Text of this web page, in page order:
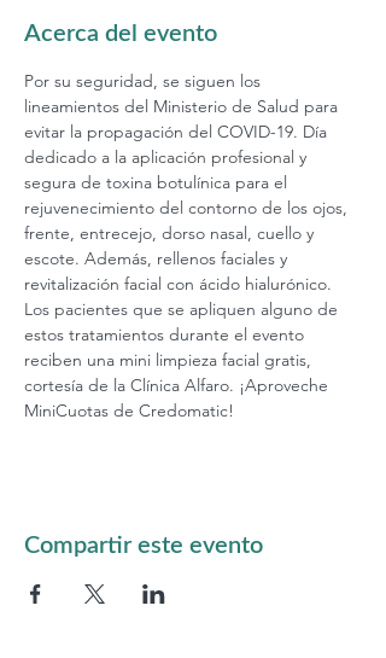
Acerca del evento
Por su seguridad, se siguen los
lineamientos del Ministerio de Salud para
evitar la propagación del COVID-19. Día
dedicado a la aplicación profesional y
segura de toxina botulínica para el
rejuvenecimiento del contorno de los ojos,
frente, entrecejo, dorso nasal, cuello y
escote. Además, rellenos faciales y
revitalización facial con ácido hialurónico.
Los pacientes que se apliquen alguno de
estos tratamientos durante el evento
reciben una mini limpieza facial gratis,
cortesía de la Clínica Alfaro. ¡Aproveche
MiniCuotas de Credomatic!
Compartir este evento